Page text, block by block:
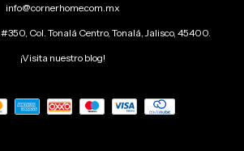
info@cornerhome.com.mx
Col. Tonalá Centro, Tonalá, Jalisco, 45400.
¡Visita nuestro blog!